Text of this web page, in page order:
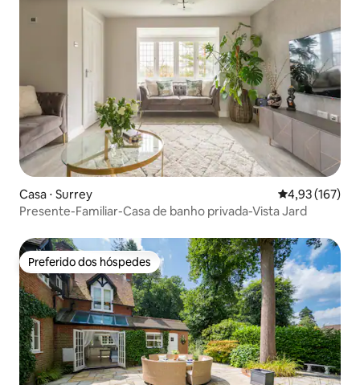
Casa ⋅ Surrey 4,93 de uma
4,93 (167)
Presente-Familiar-Casa de banho privada-Vista Jard
Preferido dos hóspedes
Preferido dos hóspedes